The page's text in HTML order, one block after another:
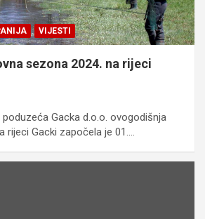
VIJESTI
sezona 2024. na rijeci
Gacka d.o.o. ovogodišnja
Gacki započela je 01.…